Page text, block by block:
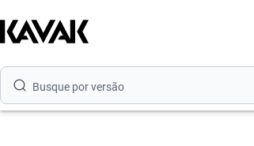
Busque por versão